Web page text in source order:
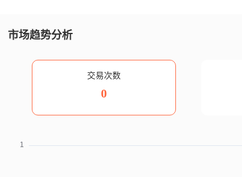
市场趋势分析
交易次数
0